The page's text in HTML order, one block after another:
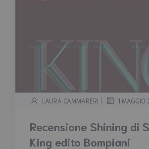
LAURA CAMMARERI | 1 MAGGIO
Recensione Shining di
King edito Bompiani